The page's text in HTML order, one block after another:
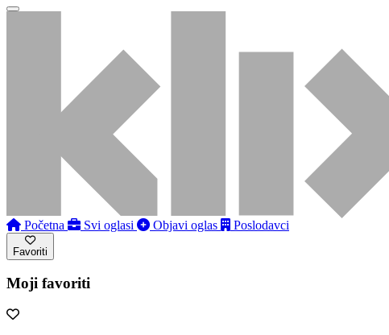
Početna Svi oglasi Objavi oglas Poslodavci
Favoriti
Moji favoriti